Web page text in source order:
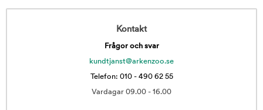
Kontakt
Frågor och svar
kundtjanst@arkenzoo.se
Telefon: 010 - 490 62 55
Vardagar 09.00 - 16.00